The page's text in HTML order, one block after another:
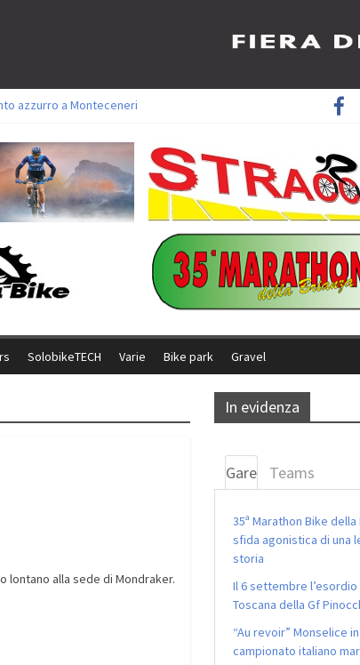
azzurro a Monteceneri
per Zanotti tra gli Elite. Corvi fora ed è 4^
Gallis. Signorelli 5^ la migliore tra gli italiani
di una leggendaria storia
SolobikeTECH Varie Bike park Gravel
lontano alla sede di Mondraker.
In evidenza
Gare Teams
35ª Marathon Bike della
sfida agonistica di una
storia
Il 6 settembre l’esordio
Toscana della Gf
“Au revoir” Monselice
campionato italiano